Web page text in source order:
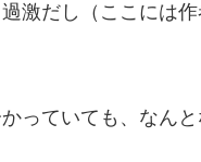
激だし（ここには
っていても、なん